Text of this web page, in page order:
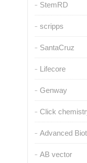
StemRD
scripps
SantaCruz
Lifecore
Genway
Click
Advanced
AB vector